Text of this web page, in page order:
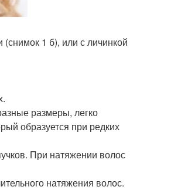
1 б), или с личинкой
размеры, легко
образуется при редких
При натяжении волос
натяжения волос.